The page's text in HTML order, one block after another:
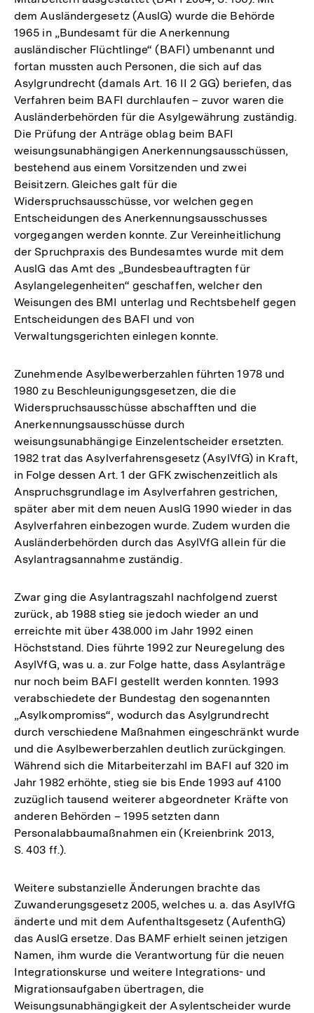
dem Ausländergesetz (AuslG) wurde die Behörde
1965 in „Bundesamt für die Anerkennung
ausländischer Flüchtlinge“ (BAFI) umbenannt und
fortan mussten auch Personen, die sich auf das
Asylgrundrecht (damals Art. 16 II 2 GG) beriefen, das
Verfahren beim BAFI durchlaufen – zuvor waren die
Ausländerbehörden für die Asylgewährung zuständig.
Die Prüfung der Anträge oblag beim BAFI
weisungsunabhängigen Anerkennungsausschüssen,
bestehend aus einem Vorsitzenden und zwei
Beisitzern. Gleiches galt für die
Widerspruchsausschüsse, vor welchen gegen
Entscheidungen des Anerkennungsausschusses
vorgegangen werden konnte. Zur Vereinheitlichung
der Spruchpraxis des Bundesamtes wurde mit dem
AuslG das Amt des „Bundesbeauftragten für
Asylangelegenheiten“ geschaffen, welcher den
Weisungen des BMI unterlag und Rechtsbehelf gegen
Entscheidungen des BAFI und von
Verwaltungsgerichten einlegen konnte.
Zunehmende Asylbewerberzahlen führten 1978 und
1980 zu Beschleunigungsgesetzen, die die
Widerspruchsausschüsse abschafften und die
Anerkennungsausschüsse durch
weisungsunabhängige Einzelentscheider ersetzten.
1982 trat das Asylverfahrensgesetz (AsylVfG) in Kraft,
in Folge dessen Art. 1 der GFK zwischenzeitlich als
Anspruchsgrundlage im Asylverfahren gestrichen,
später aber mit dem neuen AuslG 1990 wieder in das
Asylverfahren einbezogen wurde. Zudem wurden die
Ausländerbehörden durch das AsylVfG allein für die
Asylantragsannahme zuständig.
Zwar ging die Asylantragszahl nachfolgend zuerst
zurück, ab 1988 stieg sie jedoch wieder an und
erreichte mit über 438.000 im Jahr 1992 einen
Höchststand. Dies führte 1992 zur Neuregelung des
AsylVfG, was u. a. zur Folge hatte, dass Asylanträge
nur noch beim BAFI gestellt werden konnten. 1993
verabschiedete der Bundestag den sogenannten
„Asylkompromiss“, wodurch das Asylgrundrecht
durch verschiedene Maßnahmen eingeschränkt wurde
und die Asylbewerberzahlen deutlich zurückgingen.
Während sich die Mitarbeiterzahl im BAFI auf 320 im
Jahr 1982 erhöhte, stieg sie bis Ende 1993 auf 4100
zuzüglich tausend weiterer abgeordneter Kräfte von
anderen Behörden – 1995 setzten dann
Personalabbaumaßnahmen ein (Kreienbrink 2013,
S. 403 ff.).
Weitere substanzielle Änderungen brachte das
Zuwanderungsgesetz 2005, welches u. a. das AsylVfG
änderte und mit dem Aufenthaltsgesetz (AufenthG)
das AuslG ersetze. Das BAMF erhielt seinen jetzigen
Namen, ihm wurde die Verantwortung für die neuen
Integrationskurse und weitere Integrations- und
Migrationsaufgaben übertragen, die
Weisungsunabhängigkeit der Asylentscheider wurde